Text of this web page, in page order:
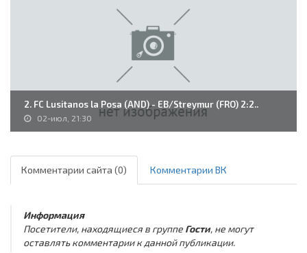
2. FC Lusitanos la Posa (AND) - EB/Streymur (FRO) 2:2..
02-июл, 21:30
Комментарии сайта (0) Комментарии ВК
Информация
Посетители, находящиеся в группе Гости, не могут
оставлять комментарии к данной публикации.